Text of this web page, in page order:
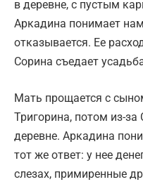
в деревне, с пустым
Аркадина понимает
отказывается. Ее
Сорина съедает
Мать прощается с
Тригорина, потом из-
деревне. Аркадина
тот же ответ: у нее
слезах, примиренные